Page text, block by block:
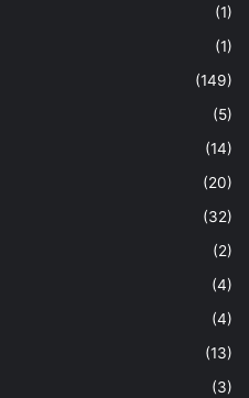
(1)
(1)
(149)
(5)
(14)
(20)
(32)
(2)
(4)
(4)
(13)
(3)